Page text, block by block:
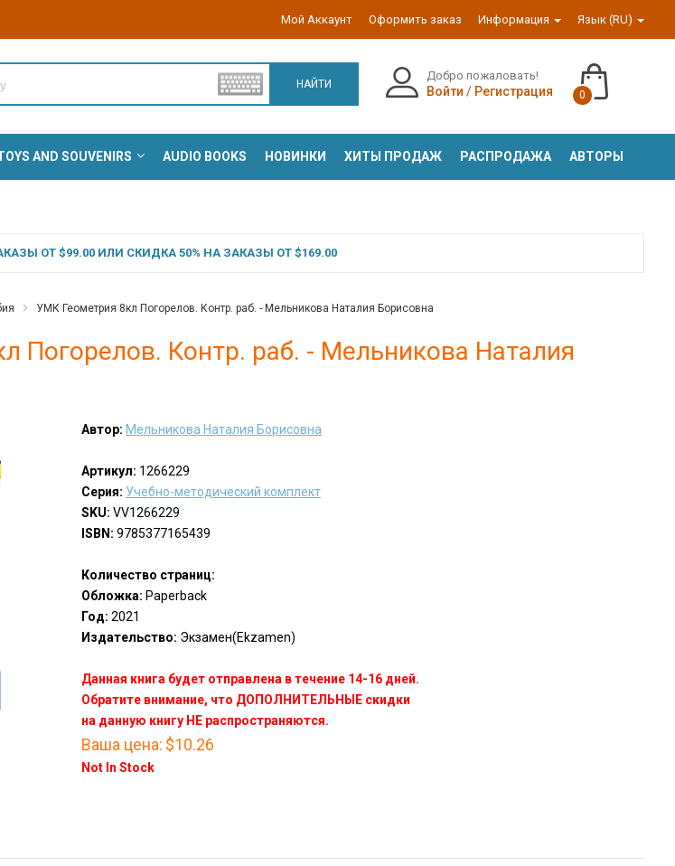
Мой Аккаунт Оформить заказ Информация Язык (RU)
НАЙТИ
Добро пожаловать!
Войти / Регистрация 0
AND SOUVENIRS AUDIO BOOKS НОВИНКИ ХИТЫ ПРОДАЖ РАСПРОДАЖА АВТОРЫ
ОТ $99.00 ИЛИ СКИДКА 50% НА ЗАКАЗЫ ОТ $169.00
УМК Геометрия 8кл Погорелов. Контр. раб. - Мельникова Наталия Борисовна
Погорелов. Контр. раб. - Мельникова Наталия
Автор: Мельникова Наталия Борисовна
Артикул: 1266229
Серия: Учебно-методический комплект
SKU: VV1266229
ISBN: 9785377165439
Количество страниц:
Обложка: Paperback
Год: 2021
Издательство: Экзамен(Ekzamen)
Данная книга будет отправлена в течение 14-16 дней.
Обратите внимание, что ДОПОЛНИТЕЛЬНЫЕ скидки
на данную книгу НЕ распространяются.
Ваша цена: $10.26
Not In Stock